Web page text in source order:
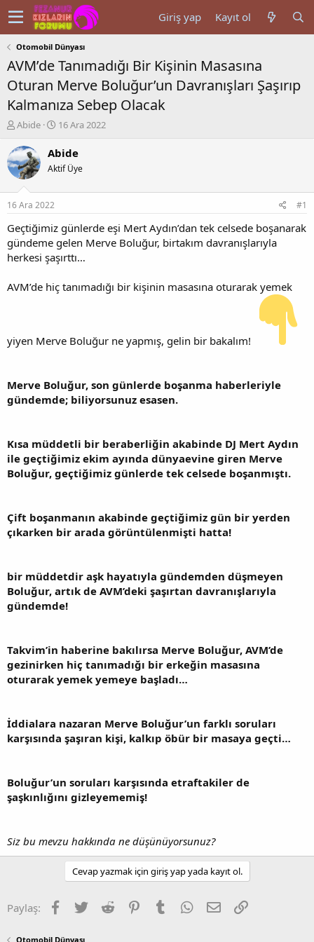
Giriş yap Kayıt ol
Otomobil Dünyası
AVM’de Tanımadığı Bir Kişinin Masasına
Oturan Merve Boluğur’un Davranışları Şaşırıp
Kalmanıza Sebep Olacak
K
n
u
y
b
a
ş
l
a
t
n
Abide
B
ş
a
ç
a
r
h
16 Ara 2022
Abide
Aktif Üye
16 Ara 2022 #1
Geçtiğimiz günlerde eşi Mert Aydın’dan tek celsede boşanarak
gündeme gelen Merve Boluğur, birtakım davranışlarıyla
herkesi şaşırttı…
AVM’de hiç tanımadığı bir kişinin masasına oturarak yemek
yiyen Merve Boluğur ne yapmış, gelin bir bakalım!
Merve Boluğur, son günlerde boşanma haberleriyle
gündemde; biliyorsunuz esasen.
Kısa müddetli bir beraberliğin akabinde DJ Mert Aydın
ile geçtiğimiz ekim ayında dünyaevine giren Merve
Boluğur, geçtiğimiz günlerde tek celsede boşanmıştı.
Çift boşanmanın akabinde geçtiğimiz gün bir yerden
çıkarken bir arada görüntülenmişti hatta!
bir müddetdir aşk hayatıyla gündemden düşmeyen
Boluğur, artık de AVM’deki şaşırtan davranışlarıyla
gündemde!
Takvim’in haberine bakılırsa Merve Boluğur, AVM’de
gezinirken hiç tanımadığı bir erkeğin masasına
oturarak yemek yemeye başladı…
İddialara nazaran Merve Boluğur’un farklı soruları
karşısında şaşıran kişi, kalkıp öbür bir masaya geçti…
Boluğur’un soruları karşısında etraftakiler de
şaşkınlığını gizleyememiş!
Siz bu mevzu hakkında ne düşünüyorsunuz?
Cevap yazmak için giriş yap yada kayıt ol.
Paylaş: Facebook
TwitterReddit PinterestTumblrWhatsApp
E-postaLink
Otomobil Dünyası